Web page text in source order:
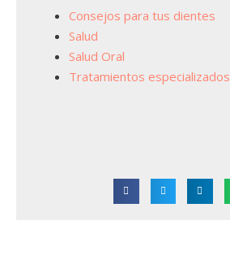
Consejos para tus dientes
Salud
Salud Oral
Tratamientos especializados